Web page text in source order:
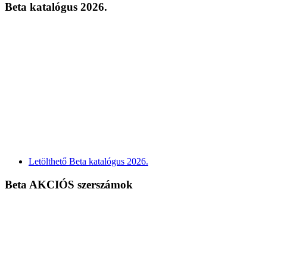
Beta katalógus 2026.
Letölthető Beta katalógus 2026.
Beta AKCIÓS szerszámok